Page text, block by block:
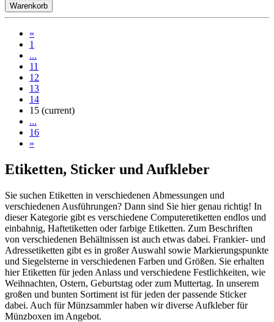
Warenkorb
«
1
...
11
12
13
14
15 (current)
...
16
»
Etiketten, Sticker und Aufkleber
Sie suchen Etiketten in verschiedenen Abmessungen und
verschiedenen Ausführungen? Dann sind Sie hier genau richtig! In
dieser Kategorie gibt es verschiedene Computeretiketten endlos und
einbahnig, Haftetiketten oder farbige Etiketten. Zum Beschriften
von verschiedenen Behältnissen ist auch etwas dabei. Frankier- und
Adressetiketten gibt es in großer Auswahl sowie Markierungspunkte
und Siegelsterne in verschiedenen Farben und Größen. Sie erhalten
hier Etiketten für jeden Anlass und verschiedene Festlichkeiten, wie
Weihnachten, Ostern, Geburtstag oder zum Muttertag. In unserem
großen und bunten Sortiment ist für jeden der passende Sticker
dabei. Auch für Münzsammler haben wir diverse Aufkleber für
Münzboxen im Angebot.